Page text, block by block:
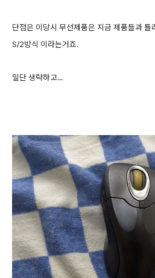
단점은 이당시 무선제품은 지금 제품들과
S/2방식 이라는거죠.
일단 생략하고...